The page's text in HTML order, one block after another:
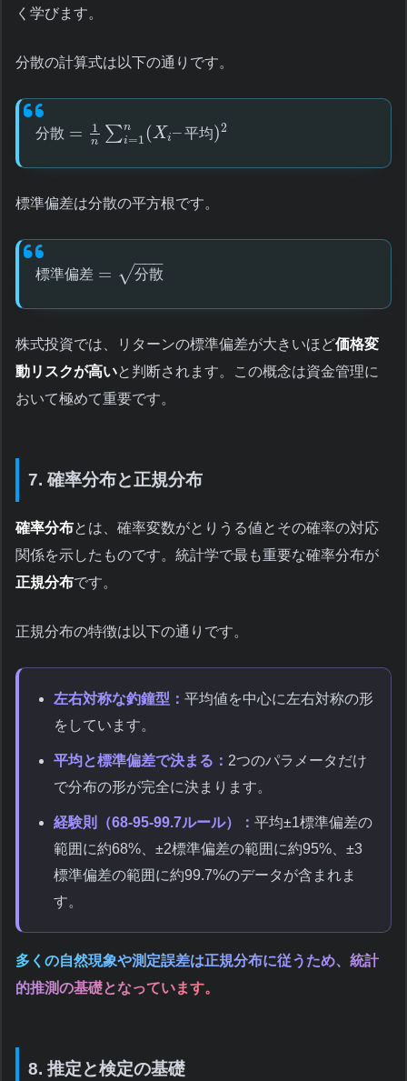
く学びます。
分散の計算式は以下の通りです。
分散 = 1
n ∑n
i=1(Xi– 平均)2
標準偏差は分散の平方根です。
標準偏差 = 分散
−−
−
√
株式投資では、リターンの標準偏差が大きいほど価格変
動リスクが高いと判断されます。この概念は資金管理に
おいて極めて重要です。
7. 確率分布と正規分布
確率分布とは、確率変数がとりうる値とその確率の対応
関係を示したものです。統計学で最も重要な確率分布が
正規分布です。
正規分布の特徴は以下の通りです。
左右対称な釣鐘型： 平均値を中心に左右対称の形
をしています。
平均と標準偏差で決まる： 2つのパラメータだけ
で分布の形が完全に決まります。
経験則（68-95-99.7ルール）： 平均±1標準偏差の
範囲に約68%、±2標準偏差の範囲に約95%、±3
標準偏差の範囲に約99.7%のデータが含まれま
す。
多くの自然現象や測定誤差は正規分布に従うため、統計
的推測の基礎となっています。
8. 推定と検定の基礎